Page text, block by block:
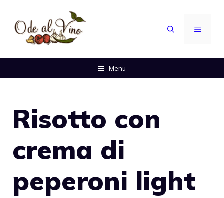
contenuto
MENU
Menu
Risotto con
crema di
peperoni light